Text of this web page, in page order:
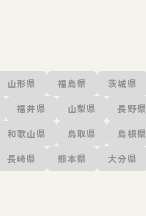
山形県 福島県 茨城県
福井県 山梨県 長野県
和歌山県 鳥取県 島根県
長崎県 熊本県 大分県